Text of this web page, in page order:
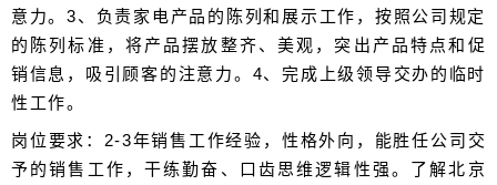
意力。3、负责家电产品的陈列和展示工作，按照公司规定
的陈列标准，将产品摆放整齐、美观，突出产品特点和促
销信息，吸引顾客的注意力。4、完成上级领导交办的临时
性工作。
岗位要求：2-3年销售工作经验，性格外向，能胜任公司交
予的销售工作，干练勤奋、口齿思维逻辑性强。了解北京